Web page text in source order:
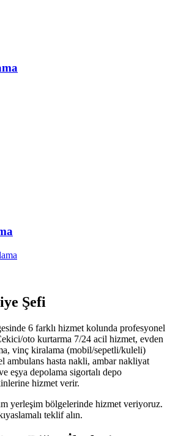
Şefi
6 farklı hizmet kolunda profesyonel
oto kurtarma 7/24 acil hizmet, evden
vinç kiralama (mobil/sepetli/kuleli)
ambulans hasta nakli, ambar nakliyat
eşya depolama sigortalı depo
hizmet verir.
yerleşim bölgelerinde hizmet veriyoruz.
teklif alın.